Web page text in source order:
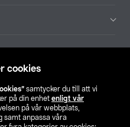
cookies
samtycker du till att vi
på din enhet enligt vår
på vår webbplats,
samt anpassa våra
butik